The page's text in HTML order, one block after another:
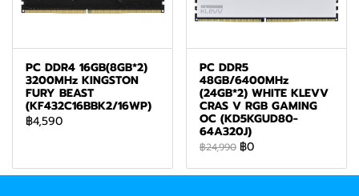
PC DDR4 16GB(8GB*2)
3200MHz KINGSTON
FURY BEAST
(KF432C16BBK2/16WP)
฿4,590
PC DDR5
48GB/6400MHz
(24GB*2) WHITE KLEVV
CRAS V RGB GAMING
OC (KD5KGUD80-
64A320J)
฿24,990 ฿0